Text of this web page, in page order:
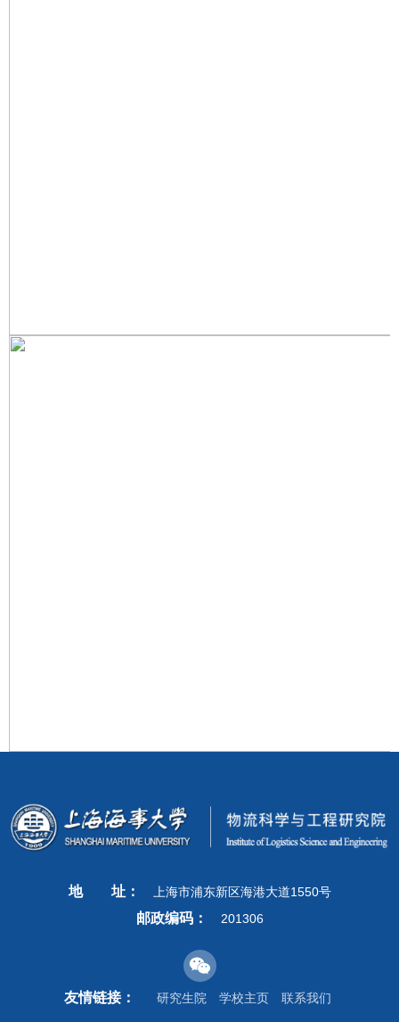
地 址： 上海市浦东新区海港大道1550号
邮政编码： 201306
友情链接： 研究生院 学校主页 联系我们